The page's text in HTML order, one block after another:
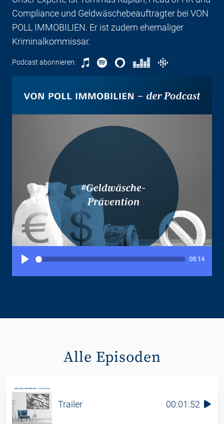
Compliance und Geldwäschebeauftragter bei VON
POLL IMMOBILIEN. Er ist zudem ehemaliger
Kriminalkommissar.
Podcast abonnieren:
08:14
Alle Episoden
Trailer 00:01:52